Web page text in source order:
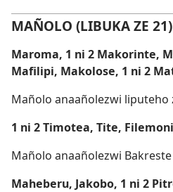
MAÑOLO (LIBUKA ZE
Maroma, 1 ni 2 Makorinte,
Mafilipi, Makolose, 1 ni 2
Mañolo anaañolezwi liputeho
1 ni 2 Timotea, Tite, Filemoni
Mañolo anaañolezwi
Maheberu, Jakobo, 1 ni 2